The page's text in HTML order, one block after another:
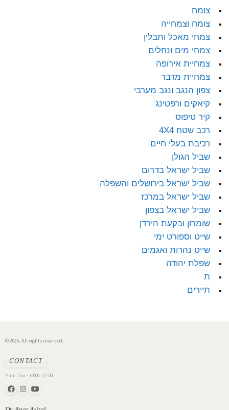
צומח
צומח וצמחייה
צמחי מאכל ותבלין
צמחי מים ונחלים
צמחיית אירופה
צמחיית מדבר
צפון הנגב ונגב מערבי
קיאקים ורפטינג
קיר טיפוס
רכב שטח 4X4
רכיבת בעלי חיים
שביל הגולן
שביל ישראל בדרום
שביל ישראל בירושלים והשפלה
שביל ישראל במרכז
שביל ישראל בצפון
שומרון ובקעת הירדן
שייט וספורט ימי
שייט נהרות ואגמים
שפלת יהודה
ת
תיירים
© 2026. All rights reserved.
CONTACT
Sun–Thu · 10:00–17:00